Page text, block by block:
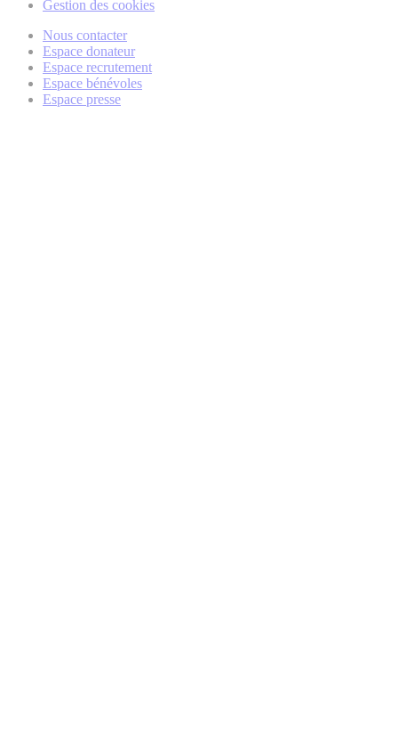
Gestion des cookies
Nous contacter
Espace donateur
Espace recrutement
Espace bénévoles
Espace presse